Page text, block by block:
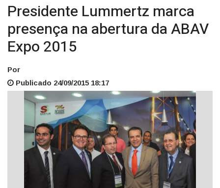
Presidente Lummertz marca
presença na abertura da ABAV
Expo 2015
Por
Publicado 24/09/2015 18:17